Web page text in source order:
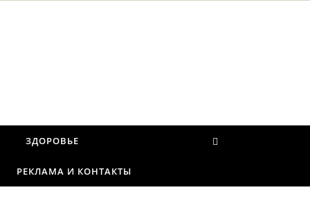
ЗДОРОВЬЕ
РЕКЛАМА И КОНТАКТЫ